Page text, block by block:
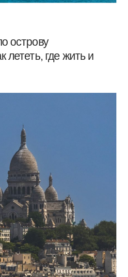
острову
лететь, где жить и